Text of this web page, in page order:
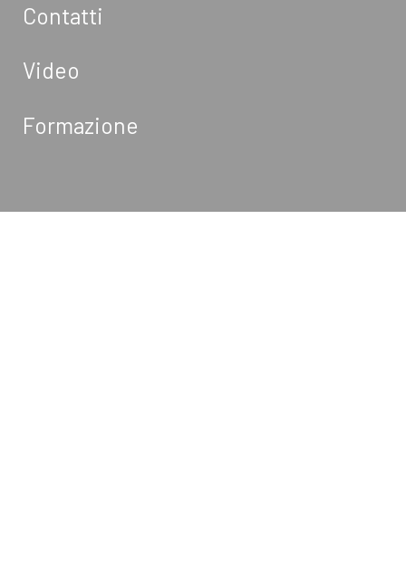
Contatti
Video
Formazione